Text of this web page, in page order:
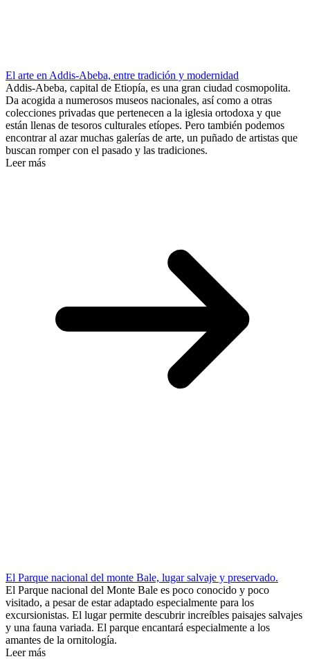
El arte en Addis-Abeba, entre tradición y modernidad
Addis-Abeba, capital de Etiopía, es una gran ciudad cosmopolita.
Da acogida a numerosos museos nacionales, así como a otras
colecciones privadas que pertenecen a la iglesia ortodoxa y que
están llenas de tesoros culturales etíopes. Pero también podemos
encontrar al azar muchas galerías de arte, un puñado de artistas que
buscan romper con el pasado y las tradiciones.
Leer más
El Parque nacional del monte Bale, lugar salvaje y preservado.
El Parque nacional del Monte Bale es poco conocido y poco
visitado, a pesar de estar adaptado especialmente para los
excursionistas. El lugar permite descubrir increíbles paisajes salvajes
y una fauna variada. El parque encantará especialmente a los
amantes de la ornitología.
Leer más